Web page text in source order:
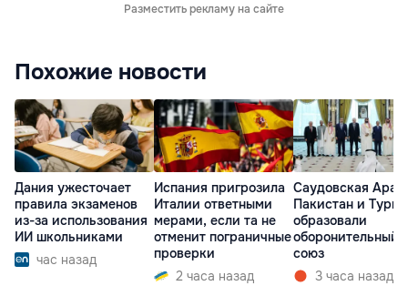
Разместить рекламу на сайте
Похожие новости
Дания ужесточает
правила экзаменов
из-за использования
ИИ школьниками
час назад
Испания пригрозила
Италии ответными
мерами, если та не
отменит пограничные
проверки
2 часа назад
Саудовская
Пакистан и
образовали
оборонительный
союз
3 часа назад